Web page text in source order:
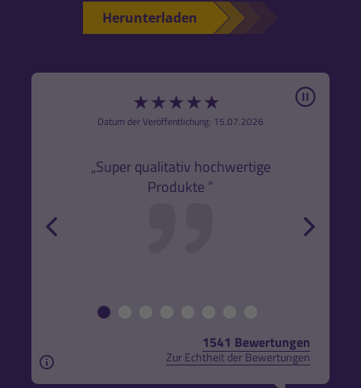
Herunterladen
★★★★★
Datum der Veröffentlichung: 15.07.2026
„Super qualitativ hochwertige
Produkte ”
Pause
1541 Bewertungen
Zur Echtheit der Bewertungen
Aus rechtlichen Gründen weisen wir darauf hin,